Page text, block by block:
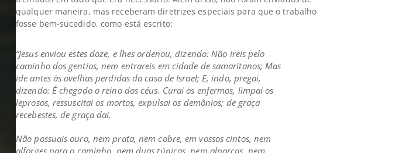
qualquer maneira, mas receberam diretrizes especiais para que o trabalho
fosse bem-sucedido, como está escrito:
“Jesus enviou estes doze, e lhes ordenou, dizendo: Não ireis pelo
caminho dos gentios, nem entrareis em cidade de samaritanos; Mas
ide antes às ovelhas perdidas da casa de Israel; E, indo, pregai,
dizendo: É chegado o reino dos céus. Curai os enfermos, limpai os
leprosos, ressuscitai os mortos, expulsai os demônios; de graça
recebestes, de graça dai.
Não possuais ouro, nem prata, nem cobre, em vossos cintos, nem